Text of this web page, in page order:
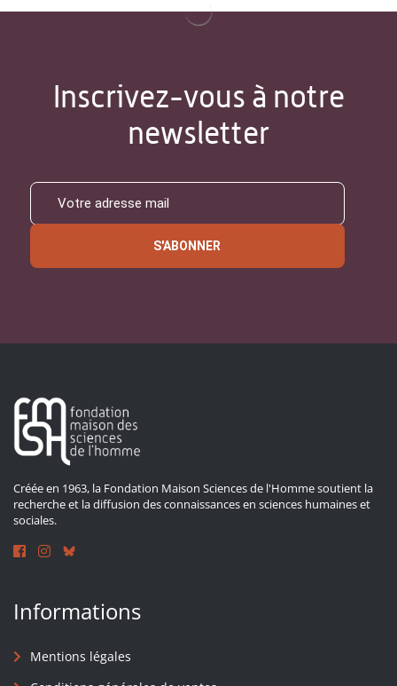
Inscrivez-vous à notre
newsletter
S'ABONNER
Créée en 1963, la Fondation Maison Sciences de l'Homme soutient la
recherche et la diffusion des connaissances en sciences humaines et
sociales.
Informations
Mentions légales